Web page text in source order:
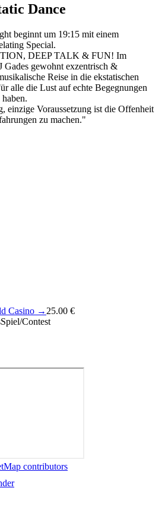
Dance
beginnt um 19:15 mit einem
Special.
DEEP TALK & FUN! Im
gewohnt exzentrisch &
Reise in die ekstatischen
alle die Lust auf echte Begegnungen
einzige Voraussetzung ist die Offenheit
zu machen."
Casino → 25.00 €
Spiel/Contest
contributors